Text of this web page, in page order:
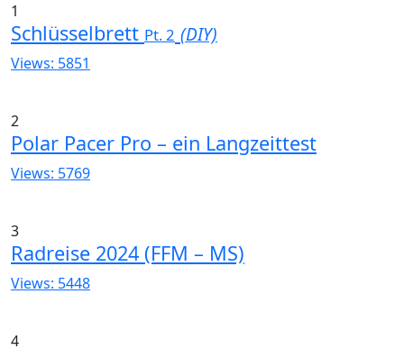
1
Schlüsselbrett Pt. 2 (DIY)
Views: 5851
2
Polar Pacer Pro – ein Langzeittest
Views: 5769
3
Radreise 2024 (FFM – MS)
Views: 5448
4